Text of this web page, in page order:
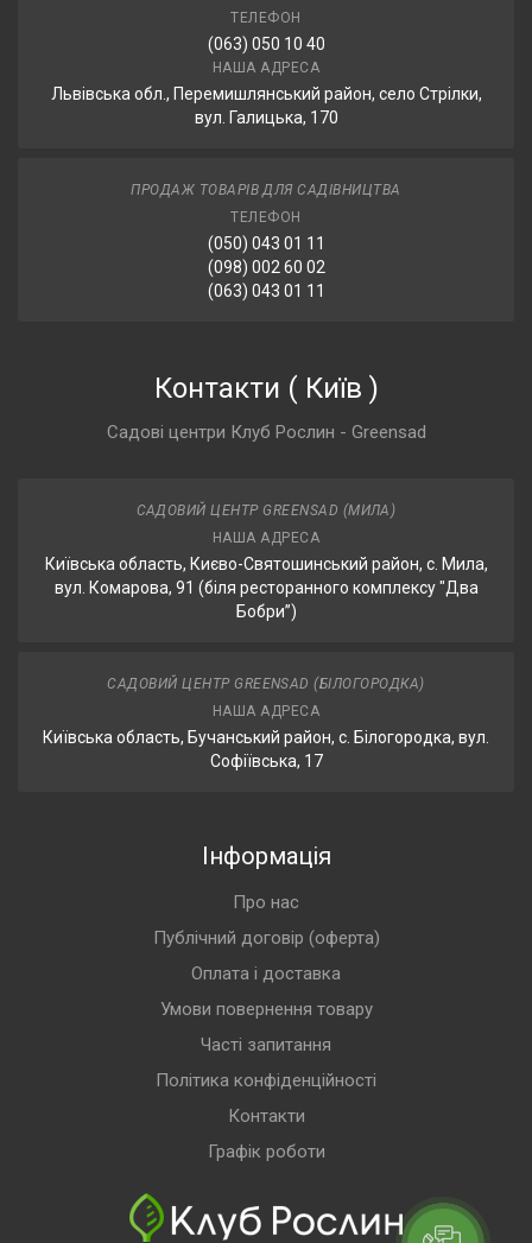
ТЕЛЕФОН
(063) 050 10 40
НАША АДРЕСА
Львівська обл., Перемишлянський район, село Стрілки,
вул. Галицька, 170
ПРОДАЖ ТОВАРІВ ДЛЯ САДІВНИЦТВА
ТЕЛЕФОН
(050) 043 01 11
(098) 002 60 02
(063) 043 01 11
Контакти ( Київ )
Садові центри Клуб Рослин - Greensad
САДОВИЙ ЦЕНТР GREENSAD (МИЛА)
НАША АДРЕСА
Київська область, Києво-Святошинський район, с. Мила,
вул. Комарова, 91 (біля ресторанного комплексу "Два
Бобри”)
САДОВИЙ ЦЕНТР GREENSAD (БІЛОГОРОДКА)
НАША АДРЕСА
Київська область, Бучанський район, с. Білогородка, вул.
Софіївська, 17
Інформація
Про нас
Публічний договір (оферта)
Оплата і доставка
Умови повернення товару
Часті запитання
Політика конфіденційності
Контакти
Графік роботи